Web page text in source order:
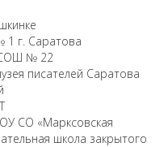
1 г. Саратова
СОШ № 22
писателей Саратова
СО «Марксовская
школа закрытого